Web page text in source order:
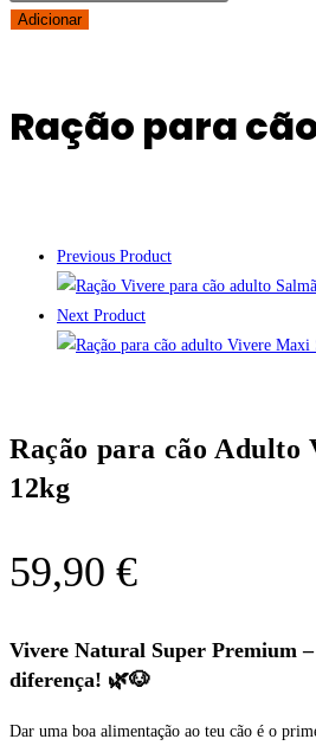
de
Adulto
Adicionar
Ração para
Previous Product
Next Product
Ração para cão Adulto
12kg
59,90 €
Vivere Natural Super Premium
diferença! 🌿🐶
Dar uma boa alimentação ao teu cão é o